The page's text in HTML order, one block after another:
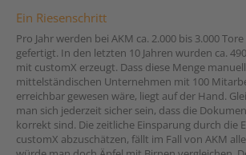
Ein Riesenschritt
Pro Jahr werden bei AKM ca. 2.000 bis 3.000
gefertigt. In den letzten 10 Jahren wurden ca.
mit customX erzeugt. Dass diese Menge
mittelständischen Unternehmen mit 100
erreichbar gewesen wäre, liegt auf der Hand.
man sich jederzeit sicher sein, dass die
korrekt sind. Die zeitliche Einsparung durch die
customX abzuschätzen, fällt im Fall von AKM